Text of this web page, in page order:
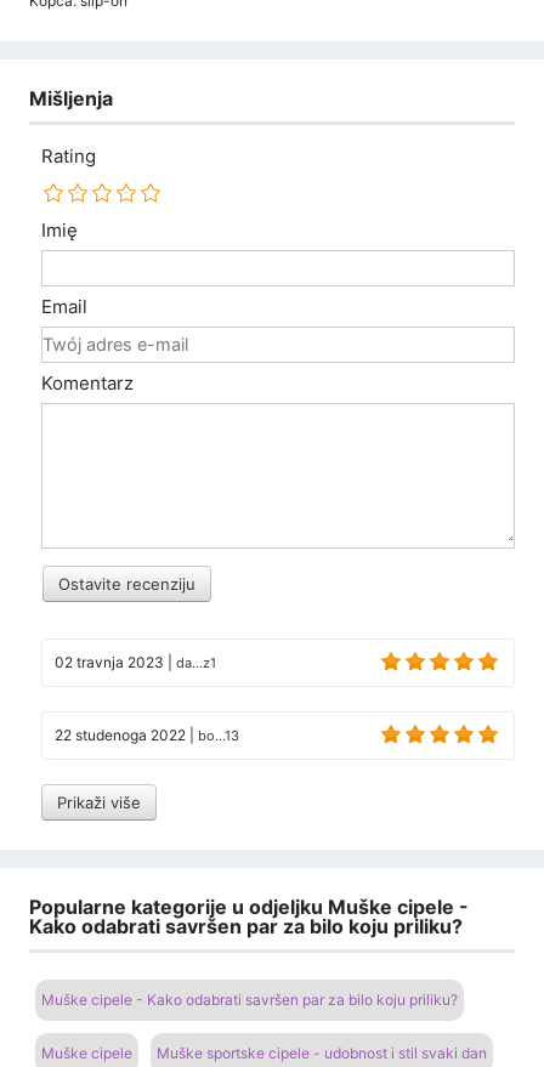
Mišljenja
Rating
Imię
Email
Komentarz
Ostavite recenziju
02 travnja 2023 da...z1
22 studenoga 2022 bo...13
Prikaži više
Popularne kategorije u odjeljku Muške cipele -
Kako odabrati savršen par za bilo koju priliku?
Muške cipele - Kako odabrati savršen par za bilo koju priliku?
Muške cipele Muške sportske cipele - udobnost i stil svaki dan